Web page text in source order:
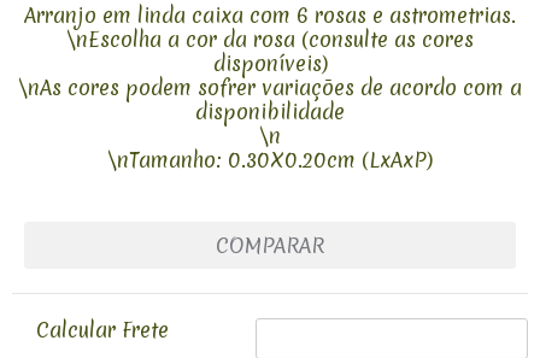
Arranjo em linda caixa com 6 rosas e astrometrias.
\nEscolha a cor da rosa (consulte as cores
disponíveis)
\nAs cores podem sofrer variações de acordo com a
disponibilidade
\n
\nTamanho: 0.30X0.20cm (LxAxP)
COMPARAR
Calcular Frete